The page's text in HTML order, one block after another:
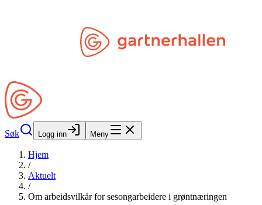
Søk
Åpne Min Side
Logg inn
Meny
Hjem
/
Aktuelt
/
Om arbeidsvilkår for sesongarbeidere i grøntnæringen